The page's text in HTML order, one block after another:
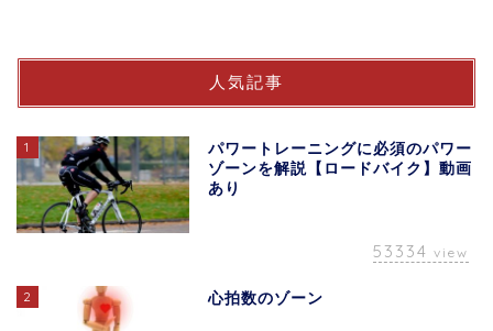
人気記事
1
パワートレーニングに必須のパワー
ゾーンを解説【ロードバイク】動画
あり
53334 view
2 心拍数のゾーン